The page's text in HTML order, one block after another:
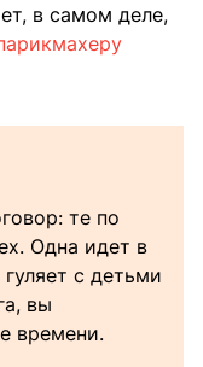
в самом деле,
те по
Одна идет в
с детьми
вы
времени.